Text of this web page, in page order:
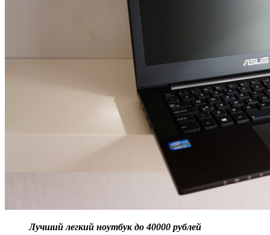
Лучший легкий ноутбук до 40000 рублей